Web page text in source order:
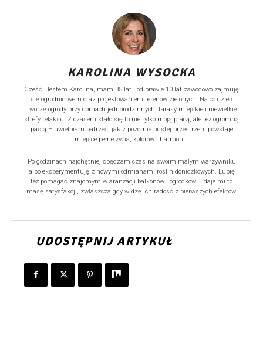
KAROLINA WYSOCKA
Cześć! Jestem Karolina, mam 35 lat i od prawie 10 lat zawodowo zajmuję
się ogrodnictwem oraz projektowaniem terenów zielonych. Na co dzień
tworzę ogrody przy domach jednorodzinnych, tarasy miejskie i niewielkie
strefy relaksu. Z czasem stało się to nie tylko moją pracą, ale też ogromną
pasją – uwielbiam patrzeć, jak z pozornie pustej przestrzeni powstaje
miejsce pełne życia, kolorów i harmonii.
Po godzinach najchętniej spędzam czas na swoim małym warzywniku
albo eksperymentuję z nowymi odmianami roślin doniczkowych. Lubię
też pomagać znajomym w aranżacji balkonów i ogródków – daje mi to
masę satysfakcji, zwłaszcza gdy widzę ich radość z pierwszych efektów.
UDOSTĘPNIJ ARTYKUŁ